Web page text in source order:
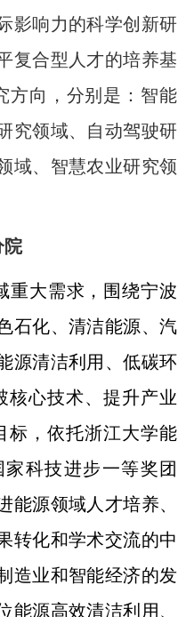
影响力的科学创新研
复合型人才的培养基
向，分别是： 智能
究领域、自动驾驶研
域、智慧农业研究领
院
重大需求，围绕宁波
石化、清洁能源、汽
源清洁利用、低碳环
核心技术、提升产业
标，依托浙江大学能
科技进步一等奖团
能源领域人才培养、
转化和学术交流的中
造业和智能经济的发
能源高效清洁利用、